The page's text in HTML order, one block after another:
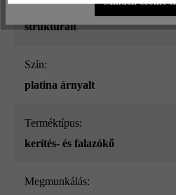
Felületi struktúra:
struktúrált
Szín:
platina árnyalt
Terméktípus:
kerítés- és falazókő
megmunkálás: